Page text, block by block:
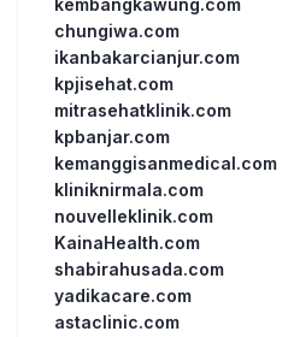
kembangkawung.com
chungiwa.com
ikanbakarcianjur.com
kpjisehat.com
mitrasehatklinik.com
kpbanjar.com
kemanggisanmedical.com
kliniknirmala.com
nouvelleklinik.com
KainaHealth.com
shabirahusada.com
yadikacare.com
astaclinic.com